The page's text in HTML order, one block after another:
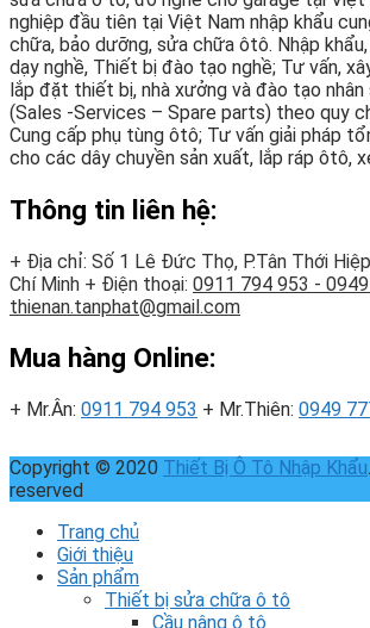
nghiệp đầu tiên tại Việt Nam nhập khẩu
chữa, bảo dưỡng, sửa chữa ôtô. Nhập
dạy nghề, Thiết bị đào tạo nghề; Tư vấn,
lắp đặt thiết bị, nhà xưởng và đào tạo nhân
(Sales -Services – Spare parts) theo quy
Cung cấp phụ tùng ôtô; Tư vấn giải pháp
cho các dây chuyền sản xuất, lắp ráp ôtô,
Thông tin liên hệ:
+ Địa chỉ: Số 1 Lê Đức Thọ, P.Tân Thới
Chí Minh + Điện thoại: 0911 794 953 -
thienan.tanphat@gmail.com
Mua hàng Online:
+ Mr.Ân: 0911 794 953 + Mr.Thiên: 0949
Copyright © 2020 Thiết Bị Ô Tô Nhập Khẩu
reserved
Trang chủ
Giới thiệu
Sản phẩm
Thiết bị sửa chữa ô tô
Cầu nâng ô tô